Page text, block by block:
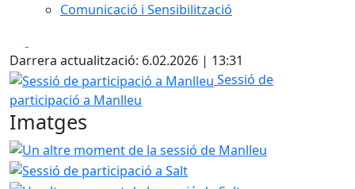
Comunicació i Sensibilització
Darrera actualització: 6.02.2026 | 13:31
Sessió de participació a Manlleu
Sessió de
participació a Manlleu
Imatges
Un altre moment de la sessió de Manlleu
Un altre moment de la